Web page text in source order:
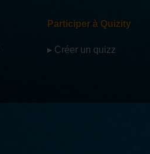
Participer à Quizity
▸ Créer un quizz